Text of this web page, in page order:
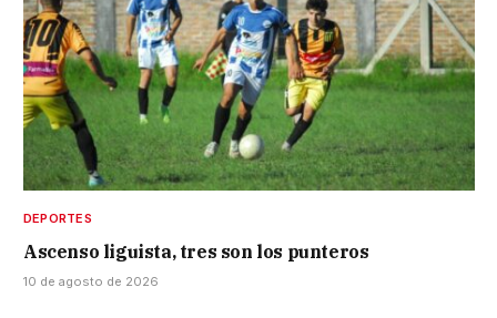
DEPORTES
Ascenso liguista, tres son los punteros
10 de agosto de 2026